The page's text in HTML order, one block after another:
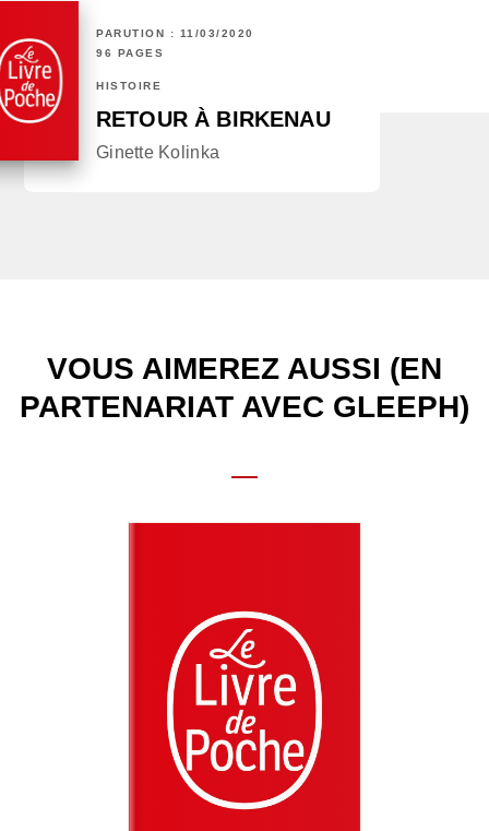
PARUTION : 11/03/2020
96 PAGES
HISTOIRE
RETOUR À BIRKENAU
Ginette Kolinka
VOUS AIMEREZ AUSSI (EN
PARTENARIAT AVEC GLEEPH)